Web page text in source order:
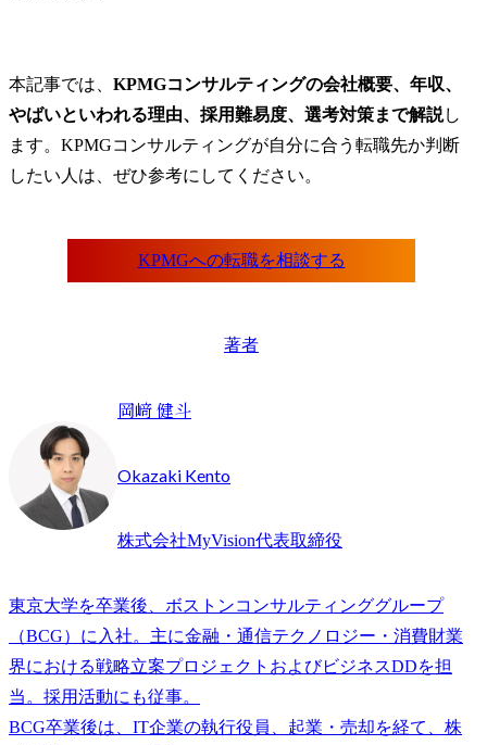
本記事では、 KPMGコンサルティングの会社概要、年収、
やばいといわれる理由、採用難易度、選考対策まで解説し
ます。KPMGコンサルティングが自分に合う転職先か判断
したい人は、ぜひ参考にしてください。
著者
岡﨑 健斗
Okazaki Kento
株式会社MyVision代表取締役
東京大学を卒業後、ボストンコンサルティンググループ
（BCG）に入社。主に金融・通信テクノロジー・消費財業
界における戦略立案プロジェクトおよびビジネスDDを担
当。採用活動にも従事。
BCG卒業後は、IT企業の執行役員、起業・売却を経て、株